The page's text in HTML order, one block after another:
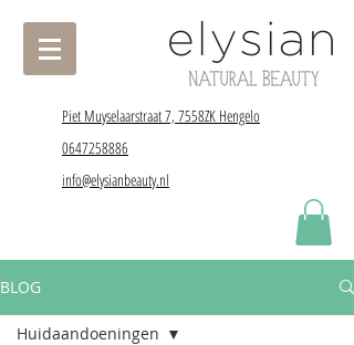
Piet Muyselaarstraat 7, 7558ZK Hengelo
0647258886
info@elysianbeauty.nl
BLOG
Huidaandoeningen